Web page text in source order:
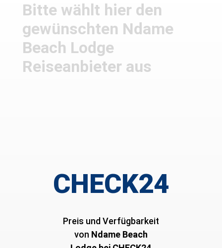
Bitte wählt hier den
gewünschten Ndame
Beach Lodge
Reiseanbieter aus
CHECK24
Preis und Verfügbarkeit
von ­ Ndame Beach